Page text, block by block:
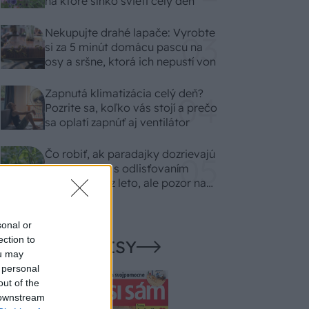
or
to
may
of the
Nekupujte drahé lapače: Vyrobte
si za 5 minút domácu pascu na
osy a sršne, ktorá ich nepustí von
Zapnutá klimatizácia celý deň?
Pozrite sa, koľko vás stojí a prečo
sa oplatí zapnúť aj ventilátor
Čo robiť, ak paradajky dozrievajú
pomaly? Trik s odlisťovaním
funguje aj cez leto, ale pozor na
chyby
NAŠE ČASOPISY